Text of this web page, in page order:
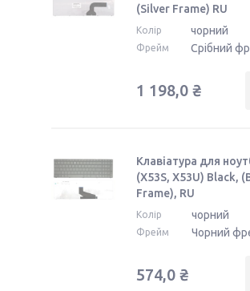
(Silver Frame) RU
Колір чорний
Фрейм Срібний
1 198,0 ₴
Клавіатура для
(X53S, X53U) Black,
Frame), RU
Колір чорний
Фрейм Чорний
574,0 ₴